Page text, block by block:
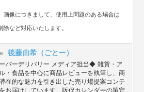
像につきまして、使用上問題のある場合は
除など対応いたします。
後藤由希（ごとー）
パーデリバリー メディア担当◆ 雑貨・ア
・食品を中心に商品レビューを執筆し、商
在的な魅力を引き出した売り場提案コンテ
お届けしています。販促カレンダーの策定